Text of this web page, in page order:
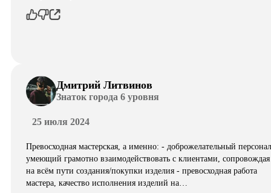
Дмитрий Литвинов
Знаток города 6 уровня
25 июля 2024
Превосходная мастерская, а именно: - доброжелательный
умеющий грамотно взаимодействовать с клиентами,
на всём пути создания/покупки изделия - превосходная работа
мастера, качество исполнения изделий на…